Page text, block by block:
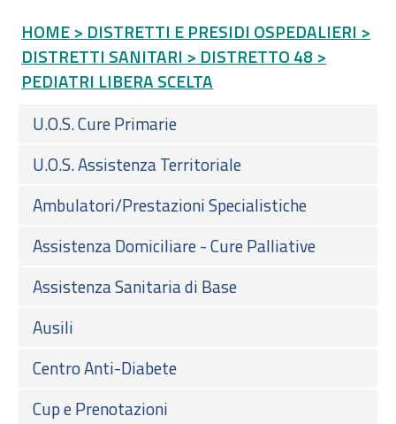
HOME > DISTRETTI E PRESIDI OSPEDALIERI >
DISTRETTI SANITARI > DISTRETTO 48 >
PEDIATRI LIBERA SCELTA
U.O.S. Cure Primarie
U.O.S. Assistenza Territoriale
Ambulatori/Prestazioni Specialistiche
Assistenza Domiciliare - Cure Palliative
Assistenza Sanitaria di Base
Ausili
Centro Anti-Diabete
Cup e Prenotazioni